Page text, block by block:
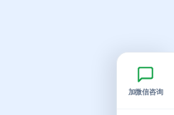
加微信咨询